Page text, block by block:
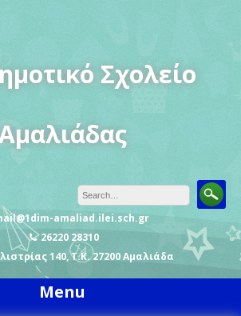
Σχολείο
amaliad.ilei.sch.gr
26220 28310
140, Τ.Κ. 27200 Αμαλιάδα
Menu